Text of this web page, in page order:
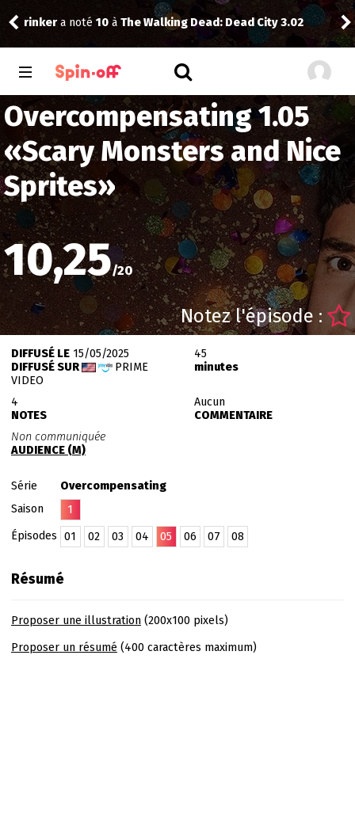
rinkera noté 10 à The Walking Dead: Dead City 3.02
Overcompensating 1.05
«Scary Monsters and Nice
Sprites»
10,25/20
Notez l'épisode :
DIFFUSÉ LE15/05/2025
DIFFUSÉ SUR
PRIME
VIDEO
45
minutes
4
NOTES
Aucun
COMMENTAIRE
Non communiquée
AUDIENCE (M)
Série
Overcompensating
Saison
1
Épisodes
01 02 03 04 05 06 07 08
Résumé
Proposer une illustration(200x100 pixels)
Proposer un résumé (400 caractères maximum)